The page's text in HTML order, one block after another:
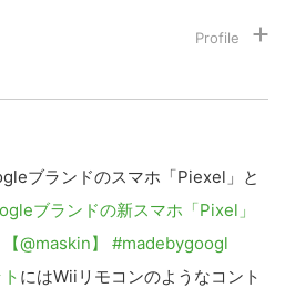
記者としてまた起業家としてITスタ
ハードウェアからソフトウェアの事業
でを最前線で見てきた生き字引として
キャリアのニュースポータルの創業デ
事業に。世界最大IT系メディア（ス
編集長、World Innovation Lab(WiL)
、スタートアップ支援側の取り組みに
ブランドのスマホ「Piexel」と
ブランドの新スマホ「Pixel」
【@maskin】 #madebygoogl
にはWiiリモコンのようなコント